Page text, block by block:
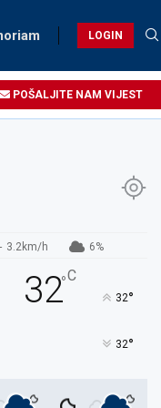
LOGIN
POŠALJITE NAM VIJEST
3.2km/h 6%
32°C
32°
32°